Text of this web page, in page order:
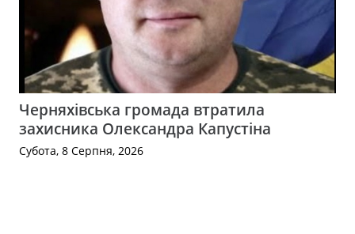
Черняхівська громада втратила
захисника Олександра Капустіна
Субота, 8 Серпня, 2026